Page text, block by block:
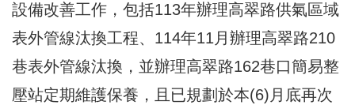
設備改善工作，包括113年辦理高翠路供氣區域
表外管線汰換工程、114年11月辦理高翠路210
巷表外管線汰換，並辦理高翠路162巷口簡易整
壓站定期維護保養，且已規劃於本(6)月底再次